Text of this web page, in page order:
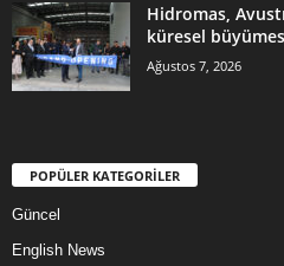
Hidromas,
küresel
Ağustos 7, 2026
POPÜLER KATEGORİLER
Güncel
English News